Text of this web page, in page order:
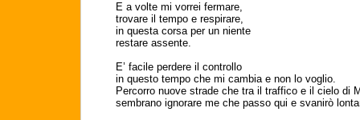
E a volte mi vorrei fermare,
trovare il tempo e respirare,
in questa corsa per un niente
restare assente.
E’ facile perdere il controllo
in questo tempo che mi cambia e non lo voglio.
Percorro nuove strade che tra il traffico e il cielo di
sembrano ignorare me che passo qui e svanirò